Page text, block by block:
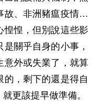
故、非洲豬瘟疫情…
惶惶，但別說這些影
關乎自身的小事，
意外或失業了，就算
，剩下的還是得自
更該提早做準備。